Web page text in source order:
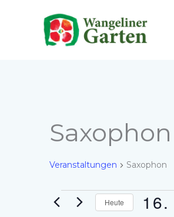
Saxophon
Veranstaltungen Saxophon
Veranstaltungen
für
Heute